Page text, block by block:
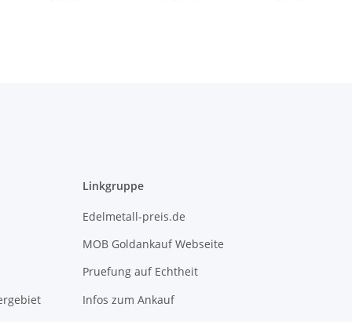
Linkgruppe
Edelmetall-preis.de
MOB Goldankauf Webseite
Pruefung auf Echtheit
Infos zum Ankauf